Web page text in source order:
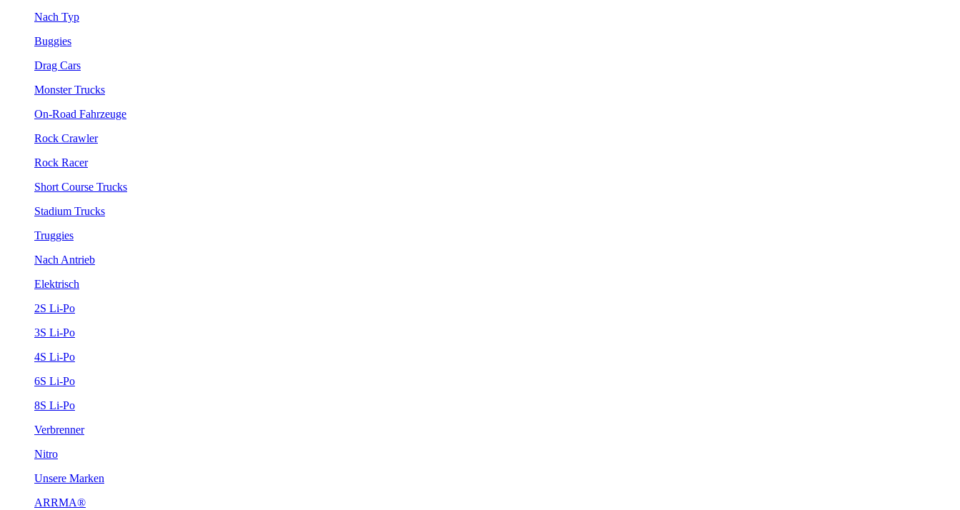
Nach Typ
Buggies
Drag Cars
Monster Trucks
On-Road Fahrzeuge
Rock Crawler
Rock Racer
Short Course Trucks
Stadium Trucks
Truggies
Nach Antrieb
Elektrisch
2S Li-Po
3S Li-Po
4S Li-Po
6S Li-Po
8S Li-Po
Verbrenner
Nitro
Unsere Marken
ARRMA®